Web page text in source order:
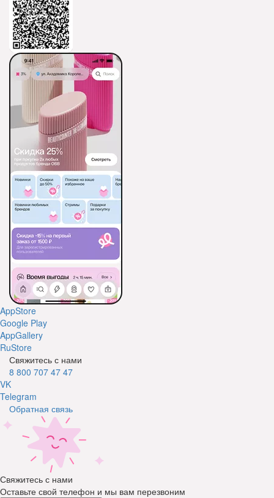
AppStore
Google Play
AppGallery
RuStore
Свяжитесь с нами
8 800 707 47 47
VK
Telegram
Обратная связь
Свяжитесь с нами
Оставьте свой телефон и мы вам перезвоним